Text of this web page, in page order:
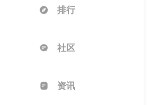
排行
社区
资讯